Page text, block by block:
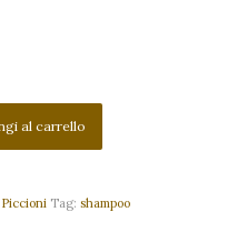
al carrello
Tag: shampoo